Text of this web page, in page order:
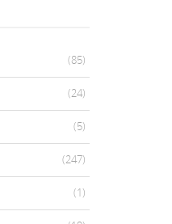
(85)
(24)
(5)
(247)
(1)